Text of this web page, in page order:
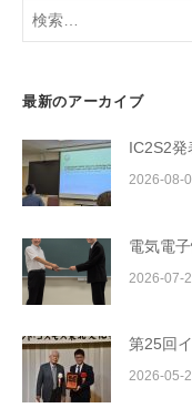
検
最新のアーカイブ
IC2S2発
2026-08-
電気電
2026-07-
第25回
2026-05-